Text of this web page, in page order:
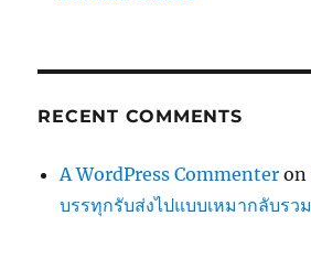
RECENT COMMENTS
A WordPress Commenter on
บรรทุกรับส่งไปแบบเหมากลับรวม